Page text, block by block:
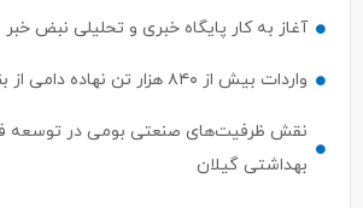
واردات بیش از ۸۴۰ هزار تن نهاده دامی از بنادر كاسپین و انزلی
نقش ظرفیت‌های صنعتی بومی در توسعه
بهداشتی گیلان
اسماعیل رحمتی مدیرعامل سازمان مشاغل و